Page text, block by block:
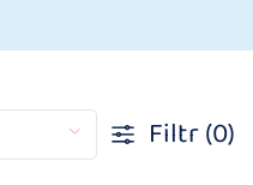
Filtr(0)